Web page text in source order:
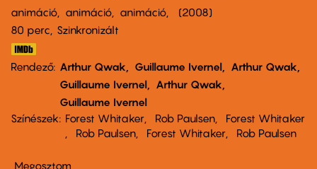
animáció animáció animáció
2008
80 perc,
Szinkronizált
Rendező Arthur Qwak Guillaume Ivernel
Arthur Qwak
Guillaume Ivernel
Arthur Qwak
Guillaume Ivernel
Színészek
Forest Whitaker Rob Paulsen
Forest Whitaker
Rob Paulsen
Forest Whitaker Rob Paulsen
Megosztom